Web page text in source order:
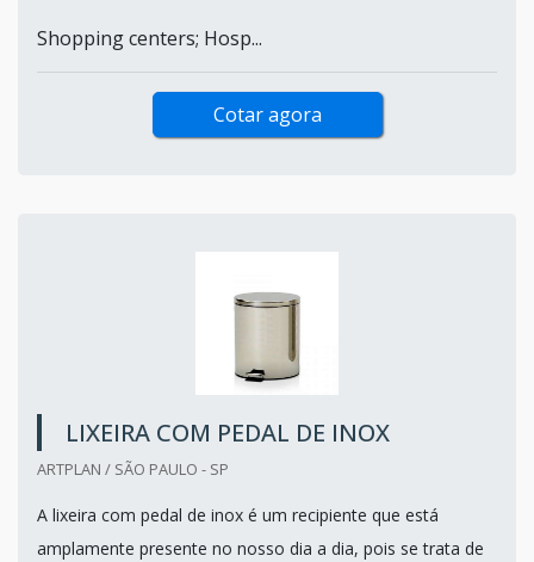
Shopping centers; Hosp...
Cotar agora
LIXEIRA COM PEDAL DE INOX
ARTPLAN / SÃO PAULO - SP
A lixeira com pedal de inox é um recipiente que está
amplamente presente no nosso dia a dia, pois se trata de